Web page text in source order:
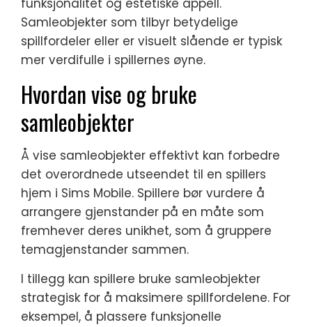
funksjonalitet og estetiske appell.
Samleobjekter som tilbyr betydelige
spillfordeler eller er visuelt slående er typisk
mer verdifulle i spillernes øyne.
Hvordan vise og bruke
samleobjekter
Å vise samleobjekter effektivt kan forbedre
det overordnede utseendet til en spillers
hjem i Sims Mobile. Spillere bør vurdere å
arrangere gjenstander på en måte som
fremhever deres unikhet, som å gruppere
temagjenstander sammen.
I tillegg kan spillere bruke samleobjekter
strategisk for å maksimere spillfordelene. For
eksempel, å plassere funksjonelle